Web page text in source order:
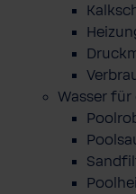
Wasser für